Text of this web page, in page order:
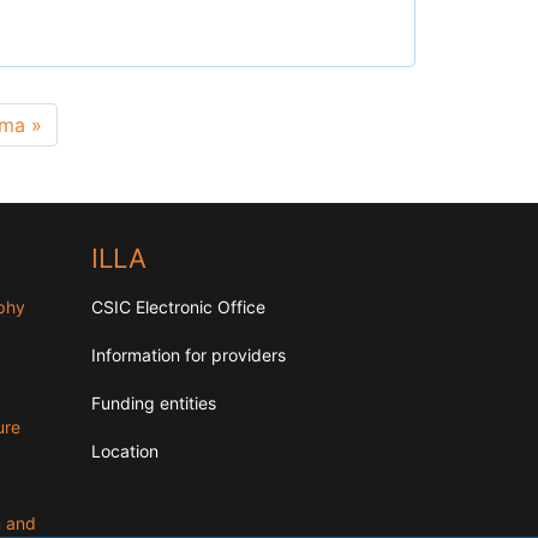
»
and
ILLA
CSIC Electronic Office
Information for providers
Funding entities
Location